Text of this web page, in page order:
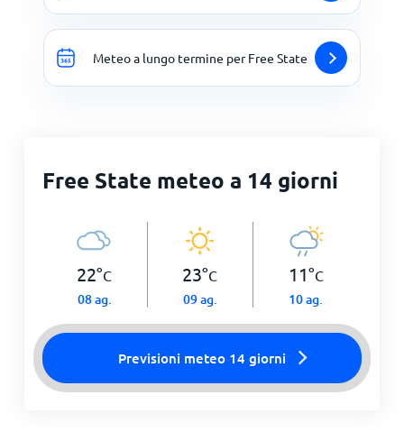
Meteo a lungo termine per Free State
Free State meteo a 14 giorni
22°C
08 ag.
23°C
09 ag.
11°C
10 ag.
Previsioni meteo 14 giorni